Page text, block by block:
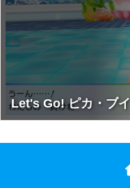
Let's Go! ピカ・ブイ